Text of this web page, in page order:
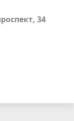
34